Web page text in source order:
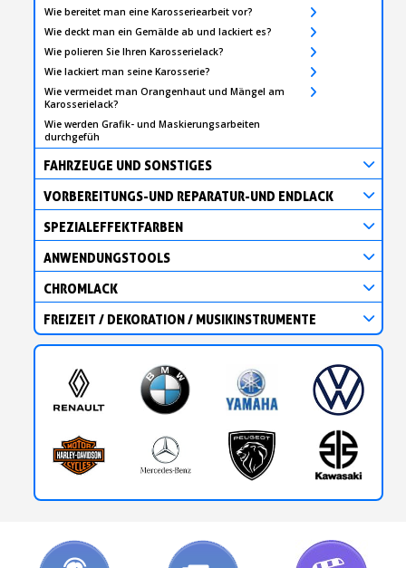
Wie bereitet man eine Karosseriearbeit vor?
Wie deckt man ein Gemälde ab und lackiert es?
Wie polieren Sie Ihren Karosserielack?
Wie lackiert man seine Karosserie?
Wie vermeidet man Orangenhaut und Mängel am
Karosserielack?
Wie werden Grafik- und Maskierungsarbeiten
durchgefüh
FAHRZEUGE UND SONSTIGES
VORBEREITUNGS-UND REPARATUR-UND ENDLACK
SPEZIALEFFEKTFARBEN
ANWENDUNGSTOOLS
CHROMLACK
FREIZEIT / DEKORATION / MUSIKINSTRUMENTE